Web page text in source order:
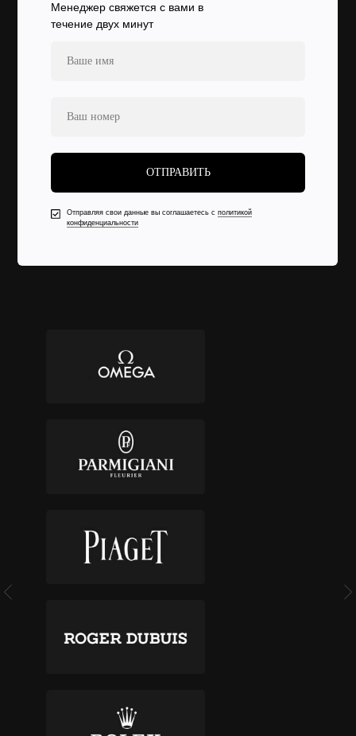
ОТПРАВИТЬ
Менеджер свяжется с вами в
течение двух минут
Отправляя свои данные вы соглашаетесь с политикой
конфиденциальности